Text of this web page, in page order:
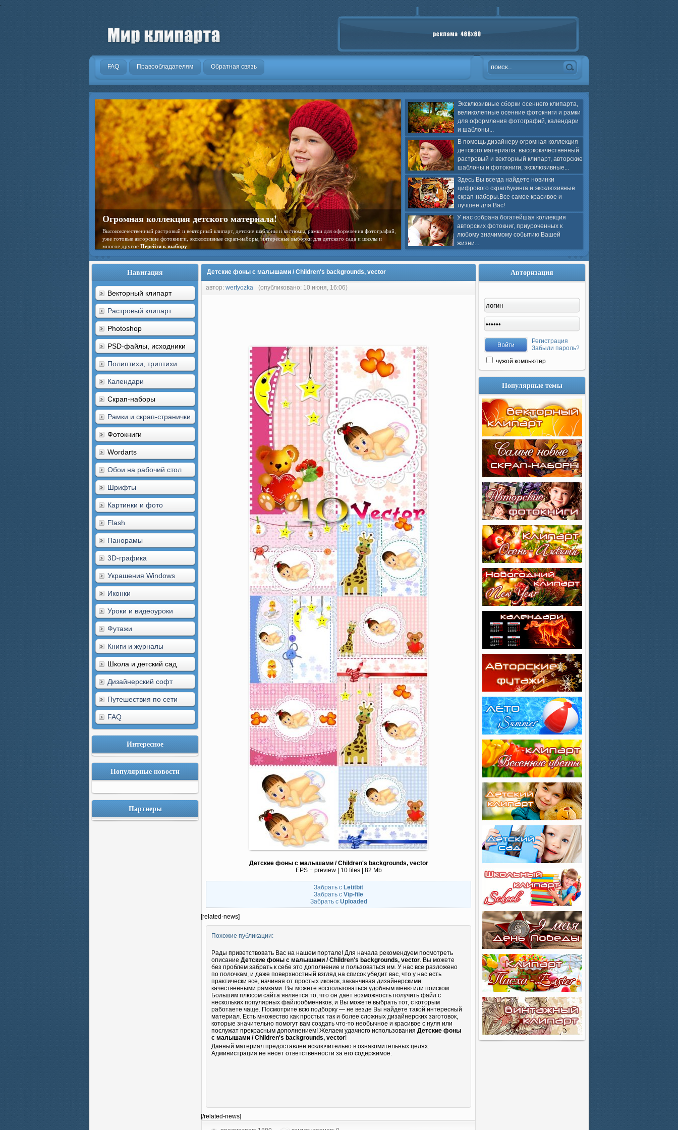
.
FAQ Правообладателям Обратная связь
Эксклюзивные сборки осеннего клипарта,
великолепные осенние фотокниги и рамки
для оформления фотографий, календари
и шаблоны...
В помощь дизайнеру огромная коллекция
детского материала: высококачественный
растровый и векторный клипарт, авторские
шаблоны и фотокниги, эксклюзивные...
Здесь Вы всегда найдете новинки
цифрового скрапбукинга и эксклюзивные
скрап-наборы.Все самое красивое и
лучшее для Вас!
У нас собрана богатейшая коллекция
авторских фотокниг, приуроченных к
любому значимому событию Вашей
жизни...
Огромная коллекция детского материала!
Высококачественный растровый и векторный клипарт, детские шаблоны и костюмы, рамки для оформления фотографий,
уже готовые авторские фотокниги, эксклюзивные скрап-наборы, интересные выборки для детского сада и школы и
многое другое Перейти к выбору
Навигация
Векторный клипарт
Растровый клипарт
Photoshop
PSD-файлы, исходники
Полиптихи, триптихи
Календари
Скрап-наборы
Рамки и скрап-странички
Фотокниги
Wordarts
Обои на рабочий стол
Шрифты
Картинки и фото
Flash
Панорамы
3D-графика
Украшения Windows
Иконки
Уроки и видеоуроки
Футажи
Книги и журналы
Школа и детский сад
Дизайнерский софт
Путешествия по сети
FAQ
Интересное
Популярные новости
Партнеры
Детские фоны с малышами / Children's backgrounds, vector
автор: wertyozka (опубликовано: 10 июня, 16:06)
Детские фоны с малышами / Children's backgrounds, vector
EPS + preview | 10 files | 82 Mb
Забрать с Letitbit
Забрать с Vip-file
Забрать с Uploaded
[related-news]
Похожие публикации:
Рады приветствовать Вас на нашем портале! Для начала рекомендуем посмотреть
описание Детские фоны с малышами / Children's backgrounds, vector. Вы можете
без проблем забрать к себе это дополнение и пользоваться им. У нас все разложено
по полочкам, и даже поверхностный взгляд на список убедит вас, что у нас есть
практически все, начиная от простых иконок, заканчивая дизайнерскими
качественными рамками. Вы можете воспользоваться удобным меню или поиском.
Большим плюсом сайта является то, что он дает возможность получить файл с
нескольких популярных файлообмеников, и Вы можете выбрать тот, с которым
работаете чаще. Посмотрите всю подборку — не везде Вы найдете такой интересный
материал. Есть множество как простых так и более сложных дизайнерских заготовок,
которые значительно помогут вам создать что-то необычное и красивое с нуля или
послужат прекрасным дополнением! Желаем удачного использования Детские фоны
с малышами / Children's backgrounds, vector!
Данный материал предоставлен исключительно в ознакомительных целях.
Администрация не несет ответственности за его содержимое.
[/related-news]
Авторизация
Регистрация
Забыли пароль?
чужой компьютер
Популярные темы